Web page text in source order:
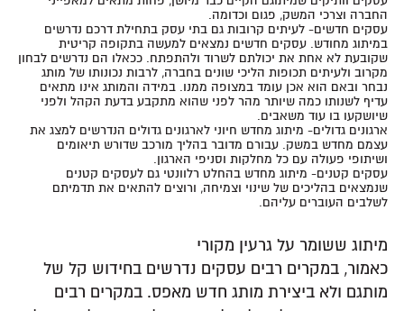
החברה וצרכי המשק, פגום וכדומה.
עסקים חדשים- לעיתים קרובות גם בתי עסק בתחילת דרכם נדרשים
במיתוג מחודש. עסקים חדשים נמצאים למעשה בתקופה קריטית
שקובעת לא אחת את יכולתם לשרוד ולהתפתח. ככאלו הם נדרשים לבחון
מקרוב ולעיתים תכופות הליכי שונים בחברה, לרבות נכונותו של מותג
נבחר ובאם הוא אכן עומד במצופה ממנו. במידה והמותג אינו מתאים
עדיף לשנותו כמה שיותר מהר לפני שהוא מתקבע בדעת הקהל ולפני
שיושקעו בו עוד משאבים.
ארגונים גדולים- מיתוג מחדש חיוני לארגונים גדולים הנדרשים למצג את
עצמם מחדש במשק. עבורם מדובר בהליך מורכב שדורש תיאומים
ושיתופי פעולה עם כל מחלקות וסניפי הארגון.
עסקים קטנים- מיתוג מחדש בהחלט רלוונטי גם לעסקים קטנים
שנמצאים בהליכים של שינוי וצמיחה, ורוצים להתאים את תדמיתם
לשלבים העוברים עליהם.
מיתוג ששומר על גרעין מקורי
כאמור, במקרים רבים עסקים נדרשים בחידוש קל של
מותגם ולא ביצירת מותג חדש מאפס. במקרים רבים